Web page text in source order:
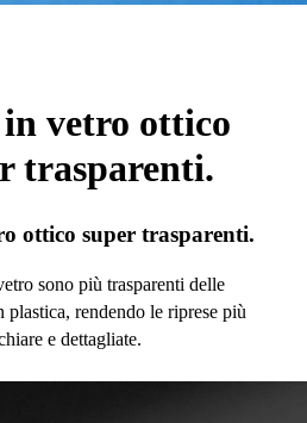
vetro ottico
trasparenti.
ottico super trasparenti.
sono più trasparenti delle
rendendo le riprese più
e dettagliate.